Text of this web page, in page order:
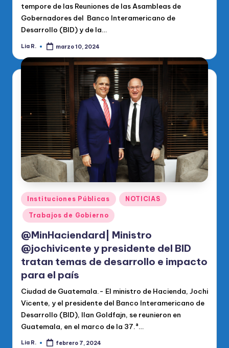
tempore de las Reuniones de las Asambleas de
Gobernadores del Banco Interamericano de
Desarrollo (BID) y de la…
Publicado
Lia R. marzo 10, 2024
Publicado
en
Instituciones Públicas NOTICIAS
Trabajos de Gobierno
@MinHaciendard| Ministro
@jochivicente y presidente del BID
tratan temas de desarrollo e impacto
para el país
Ciudad de Guatemala.- El ministro de Hacienda, Jochi
Vicente, y el presidente del Banco Interamericano de
Desarrollo (BID), Ilan Goldfajn, se reunieron en
Guatemala, en el marco de la 37.ª…
Publicado
Lia R. febrero 7, 2024